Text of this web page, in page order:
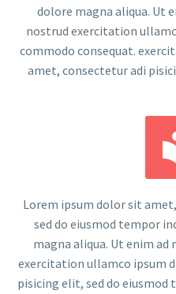
dolore magna aliqua. Ut
nostrud exercitation
commodo consequat.
amet, consectetur adi
Lorem ipsum dolor sit
sed do eiusmod tempor
magna aliqua. Ut enim
exercitation ullamco ipsum
pisicing elit, sed do